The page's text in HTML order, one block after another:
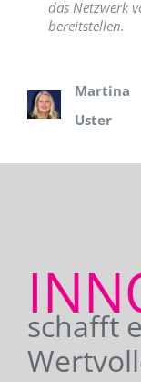
das Netzwerk
bereitstellen.
Martina
Uster
schafft